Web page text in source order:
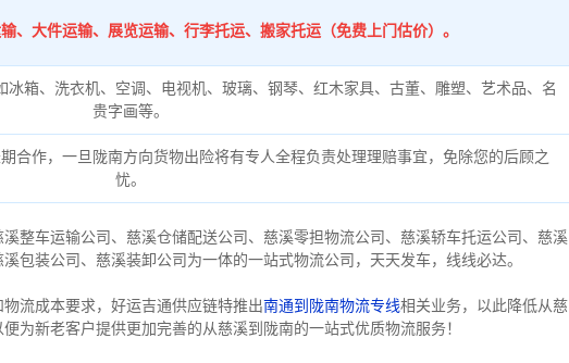
、大件运输、展览运输、行李托运、搬家托运（免费上门估价）。
箱、洗衣机、空调、电视机、玻璃、钢琴、红木家具、古董、雕塑、艺术品、名
贵字画等。
合作，一旦陇南方向货物出险将有专人全程负责处理理赔事宜，免除您的后顾之
忧。
整车运输公司、慈溪仓储配送公司、慈溪零担物流公司、慈溪轿车托运公司、慈溪
包装公司、慈溪装卸公司为一体的一站式物流公司，天天发车，线线必达。
流成本要求，好运吉通供应链特推出南通到陇南物流专线相关业务，以此降低从慈
为新老客户提供更加完善的从慈溪到陇南的一站式优质物流服务！